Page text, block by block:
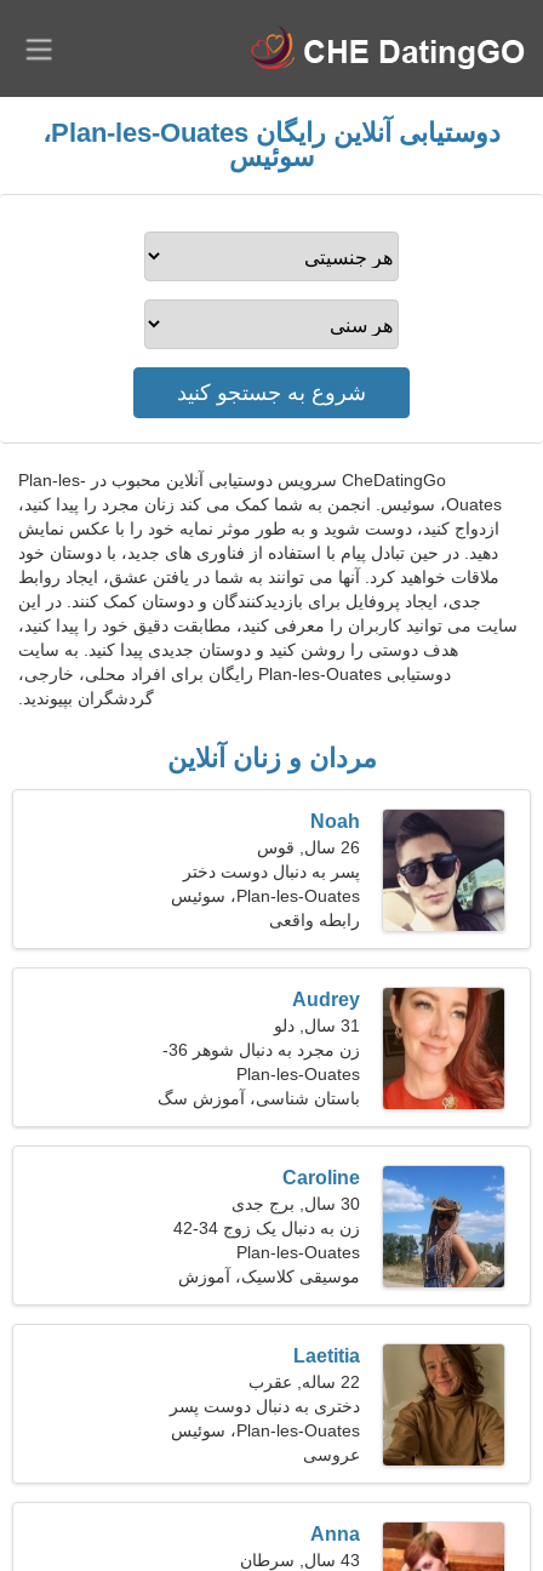
دوستیابی آنلاین رایگان Plan-les-Ouates،
سوئیس
CheDatingGo سرویس دوستیابی آنلاین محبوب در Plan-les-
Ouates، سوئیس. انجمن به شما کمک می کند زنان مجرد را پیدا کنید،
ازدواج کنید، دوست شوید و به طور موثر نمایه خود را با عکس نمایش
دهید. در حین تبادل پیام با استفاده از فناوری های جدید، با دوستان خود
ملاقات خواهید کرد. آنها می توانند به شما در یافتن عشق، ایجاد روابط
جدی، ایجاد پروفایل برای بازدیدکنندگان و دوستان کمک کنند. در این
سایت می توانید کاربران را معرفی کنید، مطابقت دقیق خود را پیدا کنید،
هدف دوستی را روشن کنید و دوستان جدیدی پیدا کنید. به سایت
دوستیابی Plan-les-Ouates رایگان برای افراد محلی، خارجی،
گردشگران بپیوندید.
مردان و زنان آنلاین
Noah
26 سال, قوس
پسر به دنبال دوست دختر
است 21-30
Plan-les-Ouates، سوئیس
رابطه واقعی
Audrey
31 سال, دلو
زن مجرد به دنبال شوهر 36-
39
Plan-les-Ouates
باستان شناسی، آموزش سگ
Caroline
30 سال, برج جدی
زن به دنبال یک زوج 34-42
Plan-les-Ouates
موسیقی کلاسیک، آموزش
قدرت
Laetitia
22 ساله, عقرب
دختری به دنبال دوست پسر
Plan-les-Ouates، سوئیس
عروسی
Anna
43 سال, سرطان